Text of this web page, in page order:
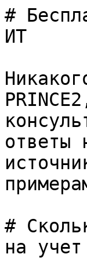
#
ИТ
ответы
#
на